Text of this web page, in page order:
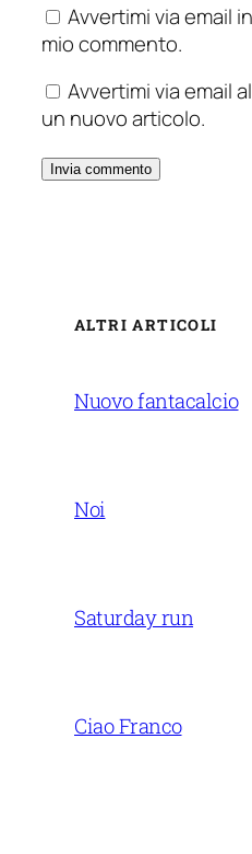
Avvertimi via email
mio commento.
Avvertimi via email
un nuovo articolo.
ALTRI ARTICOLI
Nuovo fantacalcio
Noi
Saturday run
Ciao Franco